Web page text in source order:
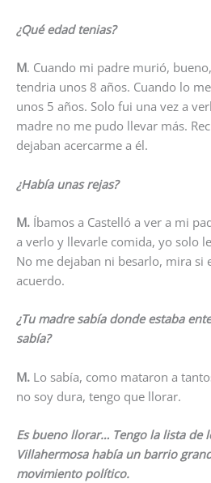
¿Qué edad tenias?
M. Cuando mi padre murió,
tendria unos 8 años. Cuando lo
unos 5 años. Solo fui una vez a
madre no me pudo llevar más.
dejaban acercarme a él.
¿Había unas rejas?
M. Íbamos a Castelló a ver a mi
a verlo y llevarle comida, yo solo
No me dejaban ni besarlo, mira si
acuerdo.
¿Tu madre sabía donde estaba
sabía?
M. Lo sabía, como mataron a
no soy dura, tengo que llorar.
Es bueno llorar… Tengo la lista de
Villahermosa había un barrio
movimiento político.